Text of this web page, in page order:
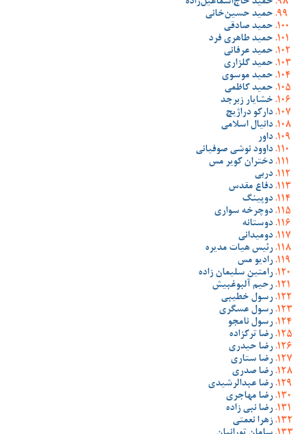
حمید حاج‌اسماعیل‌زاده
حمید حسین‌خانی
حمید صادقی
حمید طاهری فرد
حمید عرفانی
حمید گلزاری
حمید موسوی
حمید کاظمی
خشایار زبرجد
دارکو دراژیچ
دانیال اسلامی
داور
داوود نوشی صوفیانی
دختران کویر مس
دربی
دفاع مقدس
دوپینگ
دوچرخه سواری
دوستانه
دومیدانی
رئیس هیات مدیره
رادیو مس
رامتین سلیمان زاده
رحیم آلبوغبیش
رسول خطیبی
رسول عسگری
رسول نامجو
رضا ترکزاده
رضا حیدری
رضا ستاری
رضا صدری
رضا عبدالرشیدی
رضا مهاجری
رضا نبی زاده
زهرا نعمتی